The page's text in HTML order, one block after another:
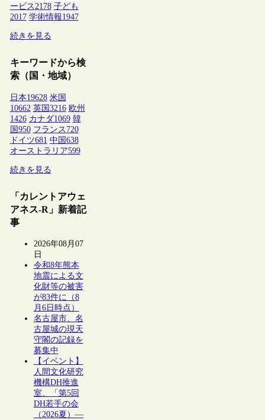
ービス2178 子ども
2017 学術情報1947
続きを見る
キーワードから検
索（国・地域）
日本19628 米国
10662 英国3216 欧州
1426 カナダ1069 韓
国950 フランス 720
ドイツ681 中国638
オーストラリア599
続きを見る
「カレントアウェ
アネス-R」新着記
事
2026年08月07
日
令和8年熊本
地震による文
化財等の被害
が83件に（8
月6日時点）
名古屋市、名
古屋城の現天
守閣の記録を
募集中
【イベント】
人間文化研究
機構DH推進
室、「第5回
DH若手の会
（2026夏）―